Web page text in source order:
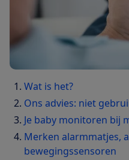
Wat is het?
Ons advies: niet
Je baby monitoren bij
Merken alarmmatjes,
bewegingssensoren